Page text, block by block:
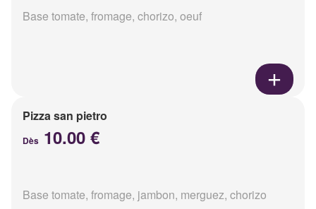
Base tomate, fromage, chorizo, oeuf
Pizza san pietro
Dès 10.00 €
Base tomate, fromage, jambon, merguez, chorizo